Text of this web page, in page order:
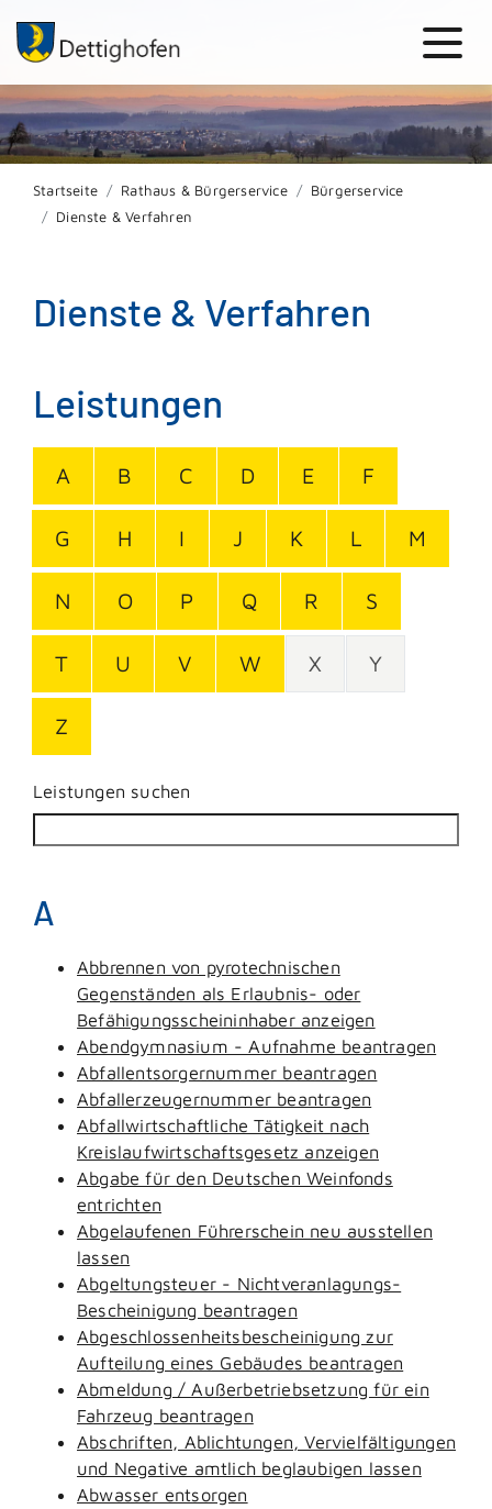
Startseite Rathaus & Bürgerservice
Bürgerservice
Dienste & Verfahren
Dienste & Verfahren
Leistungen
A B C D E F
G H I J K L M
N O P Q R S
T U V W X Y
Z
Leistungen suchen
A
Abbrennen von pyrotechnischen
Gegenständen als Erlaubnis- oder
Befähigungsscheininhaber anzeigen
Abendgymnasium - Aufnahme beantragen
Abfallentsorgernummer beantragen
Abfallerzeugernummer beantragen
Abfallwirtschaftliche Tätigkeit nach
Kreislaufwirtschaftsgesetz anzeigen
Abgabe für den Deutschen Weinfonds
entrichten
Abgelaufenen Führerschein neu ausstellen
lassen
Abgeltungsteuer - Nichtveranlagungs-
Bescheinigung beantragen
Abgeschlossenheitsbescheinigung zur
Aufteilung eines Gebäudes beantragen
Abmeldung / Außerbetriebsetzung für ein
Fahrzeug beantragen
Abschriften, Ablichtungen, Vervielfältigungen
und Negative amtlich beglaubigen lassen
Abwasser entsorgen